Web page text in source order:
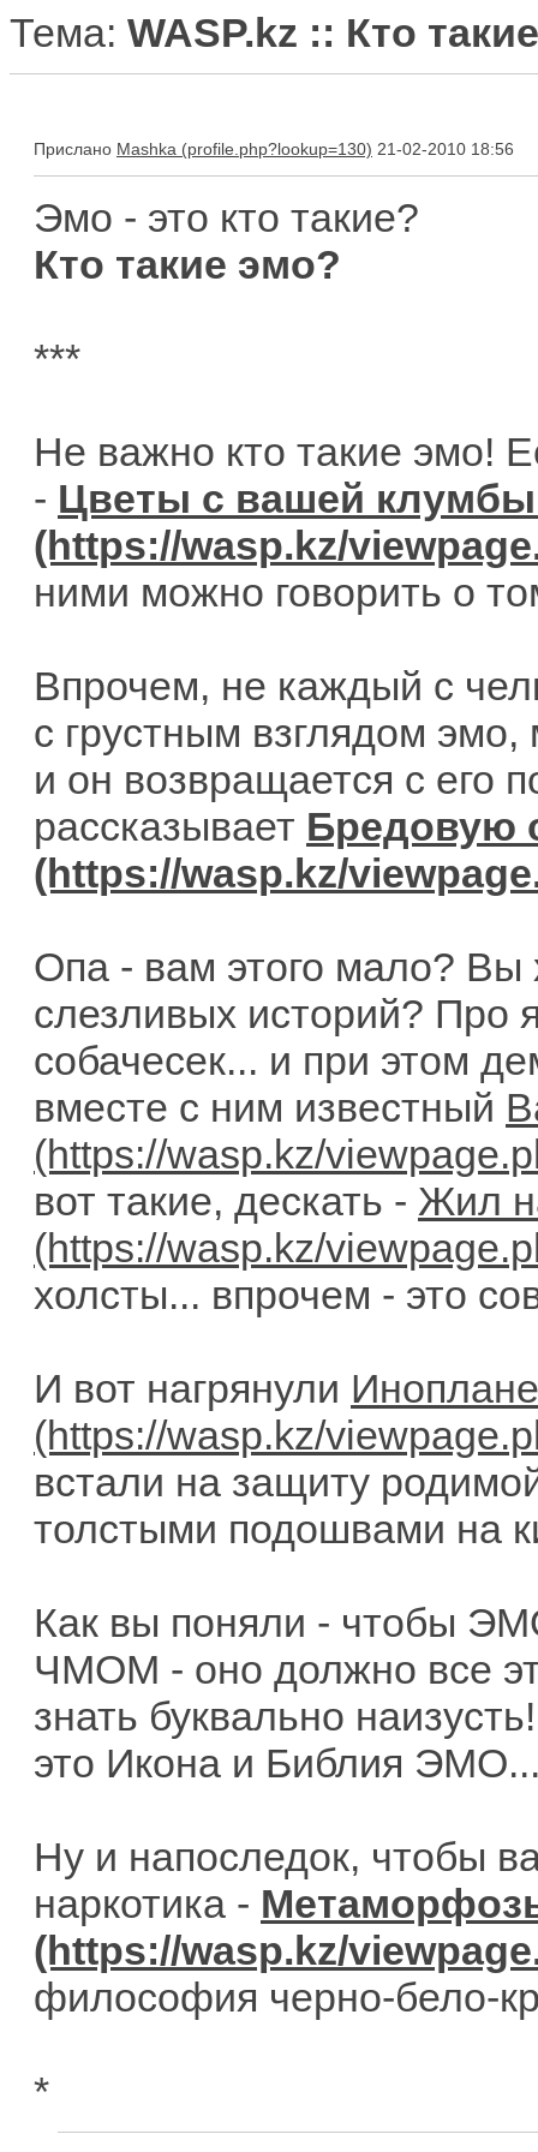
Тема: WASP.kz :: Кто
Прислано Mashka 21-02-2010 18:56
Эмо - это кто такие?
Кто такие эмо?
***
Не важно кто такие эмо!
- Цветы с вашей клумбы
ними можно говорить о
Впрочем, не каждый с
с грустным взглядом
и он возвращается с его
рассказывает Бредовую
Опа - вам этого мало?
слезливых историй? Про
собачесек... и при этом
вместе с ним известный
вот такие, дескать - Жил
холсты... впрочем - это
И вот нагрянули
встали на защиту
толстыми подошвами на
Как вы поняли - чтобы
ЧМОМ - оно должно все
знать буквально
это Икона и Библия
Ну и напоследок, чтобы
наркотика -
философия черно-бело-
*